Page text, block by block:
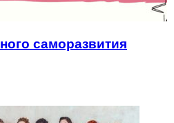
саморазвития